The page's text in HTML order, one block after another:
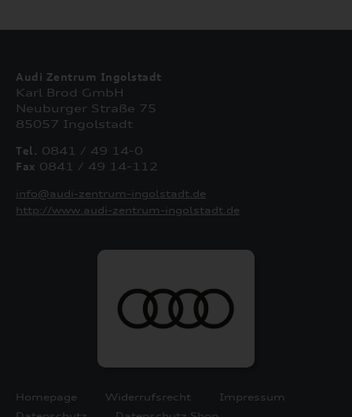
Audi Zentrum Ingolstadt
Karl Brod GmbH
Neuburger Straße 75
85057 Ingolstadt
Tel. 0841 / 49 14-0
Fax 0841 / 49 14-112
info@audi-zentrum-ingolstadt.de
http://www.audi-zentrum-ingolstadt.de
Homepage Widerrufsrecht
Impressum